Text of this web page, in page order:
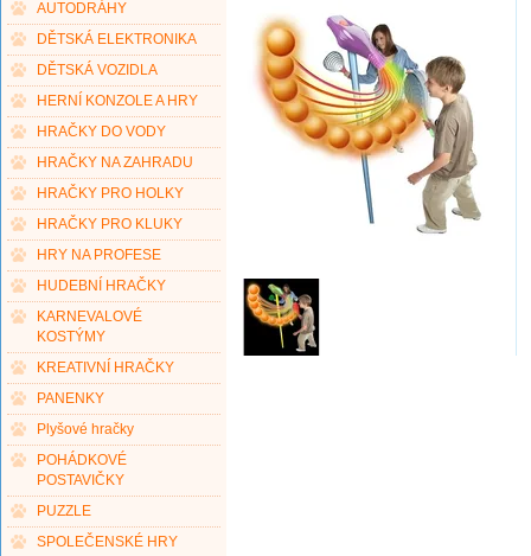
AUTODRÁHY
DĚTSKÁ ELEKTRONIKA
DĚTSKÁ VOZIDLA
HERNÍ KONZOLE A HRY
HRAČKY DO VODY
HRAČKY NA ZAHRADU
HRAČKY PRO HOLKY
HRAČKY PRO KLUKY
HRY NA PROFESE
HUDEBNÍ HRAČKY
KARNEVALOVÉ
KOSTÝMY
KREATIVNÍ HRAČKY
PANENKY
Plyšové hračky
POHÁDKOVÉ
POSTAVIČKY
PUZZLE
SPOLEČENSKÉ HRY